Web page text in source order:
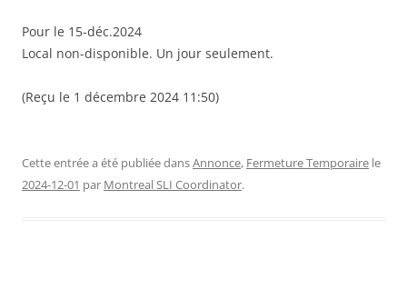
Pour le 15-déc.2024
Local non-disponible. Un jour seulement.
(Reçu le 1 décembre 2024 11:50)
Cette entrée a été publiée dansAnnonce, Fermeture Temporaire le
2024-12-01 par Montreal SLI Coordinator.